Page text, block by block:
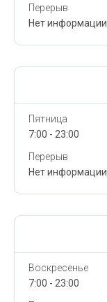
Перерыв
Нет информации
Пятница
7:00 - 23:00
Перерыв
Нет информации
Воскресенье
7:00 - 23:00